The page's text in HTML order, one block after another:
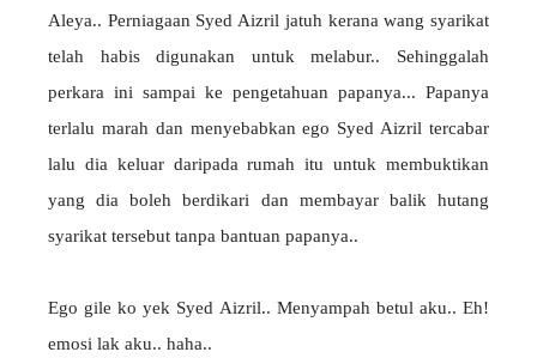
Aleya.. Perniagaan Syed Aizril jatuh kerana wang syarikat
telah habis digunakan untuk melabur.. Sehinggalah
perkara ini sampai ke pengetahuan papanya... Papanya
terlalu marah dan menyebabkan ego Syed Aizril tercabar
lalu dia keluar daripada rumah itu untuk membuktikan
yang dia boleh berdikari dan membayar balik hutang
syarikat tersebut tanpa bantuan papanya..
Ego gile ko yek Syed Aizril.. Menyampah betul aku.. Eh!
emosi lak aku.. haha..